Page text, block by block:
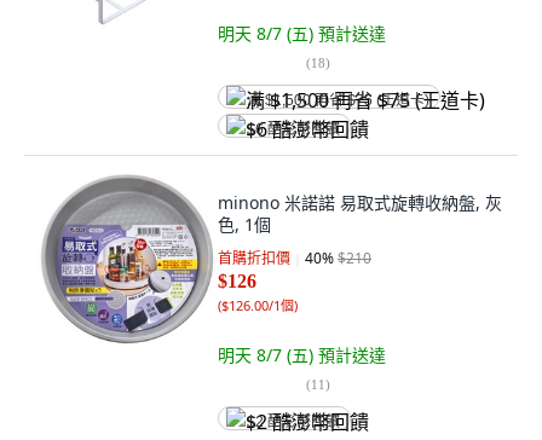
明天 8/7 (五) 預計送達
(18)
满 $1,500 再省 $75 (王道卡)
$6 酷澎幣回饋
minono 米諾諾 易取式旋轉收納盤, 灰
色, 1個
首購折扣價 40%$210
$126
($126.00/1個)
明天 8/7 (五) 預計送達
(11)
$2 酷澎幣回饋